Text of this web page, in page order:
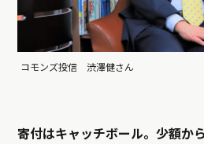
コモンズ投信 渋澤健さん
寄付はキャッチボール。少額か